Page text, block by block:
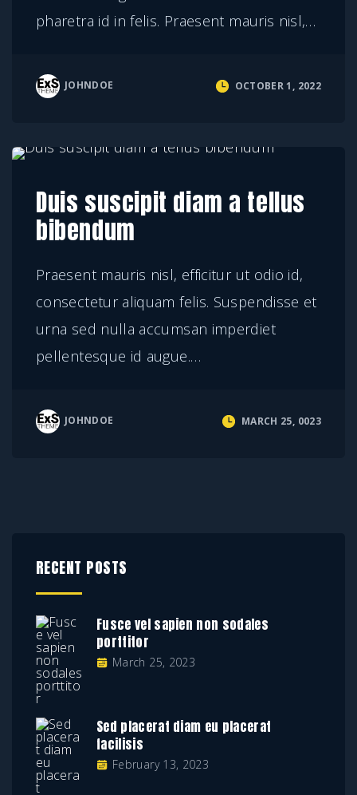
pharetra id in felis. Praesent mauris nisl,…
JOHNDOE OCTOBER 1, 2022
Duis suscipit diam a tellus
bibendum
Praesent mauris nisl, efficitur ut odio id,
consectetur aliquam felis. Suspendisse et
urna sed nulla accumsan imperdiet
pellentesque id augue.…
JOHNDOE MARCH 25, 0023
RECENT POSTS
Fusce vel sapien non sodales
porttitor
March 25, 2023
Sed placerat diam eu placerat
facilisis
February 13, 2023